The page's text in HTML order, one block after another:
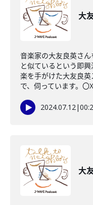
大
音楽家の大友良英さ
と似ているという即
楽を手がけた大友良
で、伺っています。〇
2024.07.12|
大